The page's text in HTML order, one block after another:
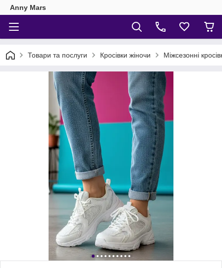
Anny Mars
Товари та послуги Кросівки жіночи Міжсезонні